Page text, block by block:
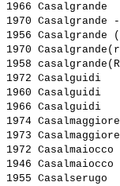
1966
1970
1956
1970
1958
1972
1960
1966
1974
1973
1972
1946
1955